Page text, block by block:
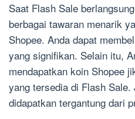
Saat Flash Sale
berbagai tawaran menarik
Shopee. Anda dapat
yang signifikan. Selain itu,
mendapatkan koin Shopee
yang tersedia di Flash
didapatkan tergantung dari